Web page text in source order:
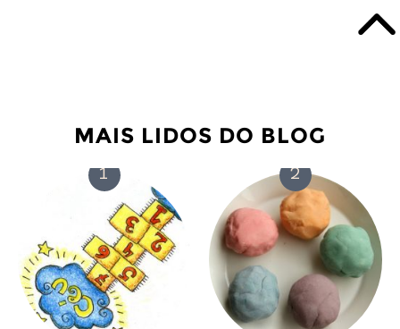
MAIS LIDOS DO BLOG